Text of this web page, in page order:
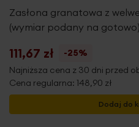
Zasłona granatowa z
(wymiar podany na
111,67 zł
-25%
Najniższa cena z 30 dni przed
Cena regularna: 148,90 zł
Dodaj do